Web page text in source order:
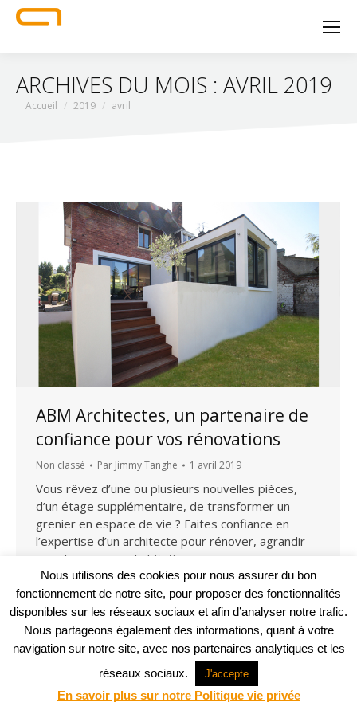
ARCHIVES DU MOIS : AVRIL 2019
Vous êtes ici :
Accueil 2019 avril
ABM Architectes, un partenaire de
confiance pour vos rénovations
Non classé Par Jimmy Tanghe 1 avril 2019
Vous rêvez d’une ou plusieurs nouvelles pièces,
d’un étage supplémentaire, de transformer un
grenier en espace de vie ? Faites confiance en
l’expertise d’un architecte pour rénover, agrandir
ou rehausser une habitation.
Projet web -
Agence Communication Support
© ABM Architectes 2023
Nous utilisons des cookies pour nous assurer du bon
fonctionnement de notre site, pour proposer des fonctionnalités
disponibles sur les réseaux sociaux et afin d’analyser notre trafic.
Nous partageons également des informations, quant à votre
navigation sur notre site, avec nos partenaires analytiques et les
réseaux sociaux.
J'accepte
En savoir plus sur notre Politique vie privée